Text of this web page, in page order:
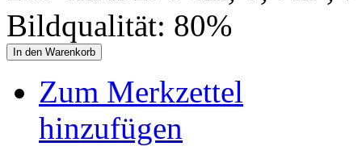
Bildqualität: 80%
In den Warenkorb
Zum Merkzettel
hinzufügen